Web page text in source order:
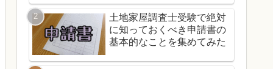
土地家屋調査士受験で絶対
に知っておくべき申請書の
基本的なことを集めてみた